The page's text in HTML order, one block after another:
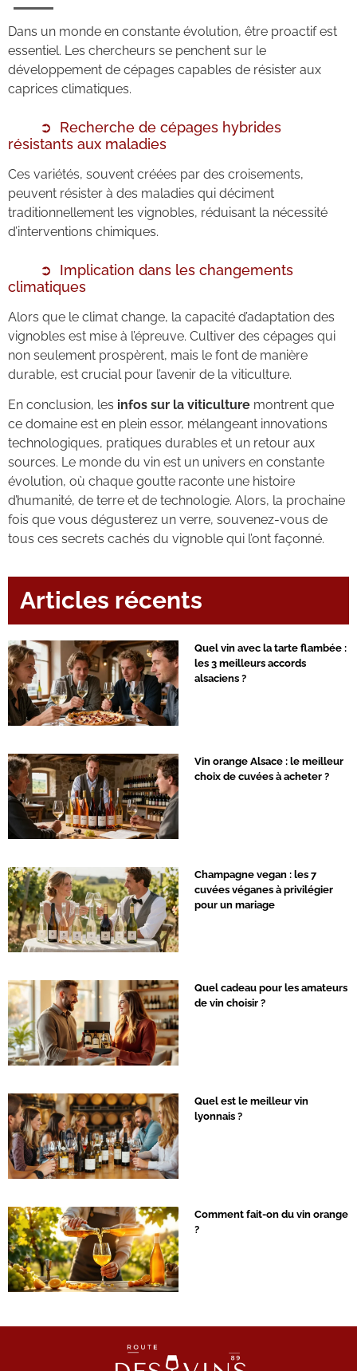
Dans un monde en constante évolution, être proactif est
essentiel. Les chercheurs se penchent sur le
développement de cépages capables de résister aux
caprices climatiques.
Recherche de cépages hybrides
résistants aux maladies
Ces variétés, souvent créées par des croisements,
peuvent résister à des maladies qui déciment
traditionnellement les vignobles, réduisant la nécessité
d’interventions chimiques.
Implication dans les changements
climatiques
Alors que le climat change, la capacité d’adaptation des
vignobles est mise à l’épreuve. Cultiver des cépages qui
non seulement prospèrent, mais le font de manière
durable, est crucial pour l’avenir de la viticulture.
En conclusion, les infos sur la viticulture montrent que
ce domaine est en plein essor, mélangeant innovations
technologiques, pratiques durables et un retour aux
sources. Le monde du vin est un univers en constante
évolution, où chaque goutte raconte une histoire
d’humanité, de terre et de technologie. Alors, la prochaine
fois que vous dégusterez un verre, souvenez-vous de
tous ces secrets cachés du vignoble qui l’ont façonné.
Articles récents
Quel vin avec la tarte flambée :
les 3 meilleurs accords
alsaciens ?
Vin orange Alsace : le meilleur
choix de cuvées à acheter ?
Champagne vegan : les 7
cuvées véganes à privilégier
pour un mariage
Quel cadeau pour les amateurs
de vin choisir ?
Quel est le meilleur vin
lyonnais ?
Comment fait-on du vin orange
?